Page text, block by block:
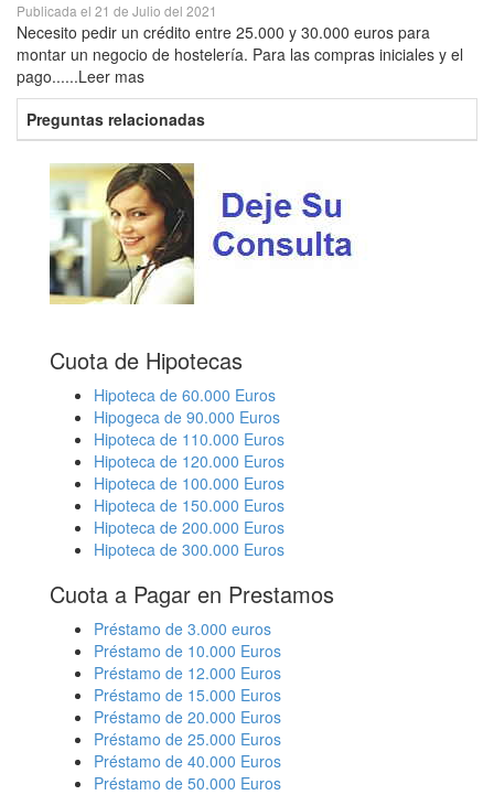
Publicada el 21 de Julio del 2021
Necesito pedir un crédito entre 25.000 y 30.000 euros para
montar un negocio de hostelería. Para las compras iniciales y el
pago......Leer mas
Preguntas relacionadas
Cuota de Hipotecas
Hipoteca de 60.000 Euros
Hipogeca de 90.000 Euros
Hipoteca de 110.000 Euros
Hipoteca de 120.000 Euros
Hipoteca de 100.000 Euros
Hipoteca de 150.000 Euros
Hipoteca de 200.000 Euros
Hipoteca de 300.000 Euros
Cuota a Pagar en Prestamos
Préstamo de 3.000 euros
Préstamo de 10.000 Euros
Préstamo de 12.000 Euros
Préstamo de 15.000 Euros
Préstamo de 20.000 Euros
Préstamo de 25.000 Euros
Préstamo de 40.000 Euros
Préstamo de 50.000 Euros